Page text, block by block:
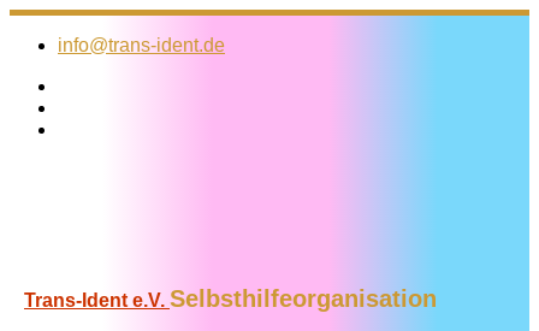
Zum
Inhalt
info@trans-ident.de
Trans-Ident e.V. Selbsthilfeorganisation